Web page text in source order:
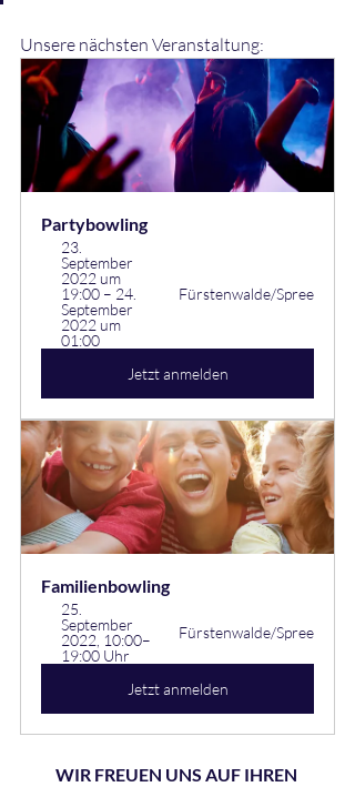
Unsere nächsten Veranstaltung:
Partybowling
23.
September
2022 um
19:00 – 24.
September
2022 um
01:00
Fürstenwalde/Spree
Jetzt anmelden
Familienbowling
25.
September
2022, 10:00–
19:00 Uhr
Fürstenwalde/Spree
Jetzt anmelden
WIR FREUEN UNS AUF IHREN